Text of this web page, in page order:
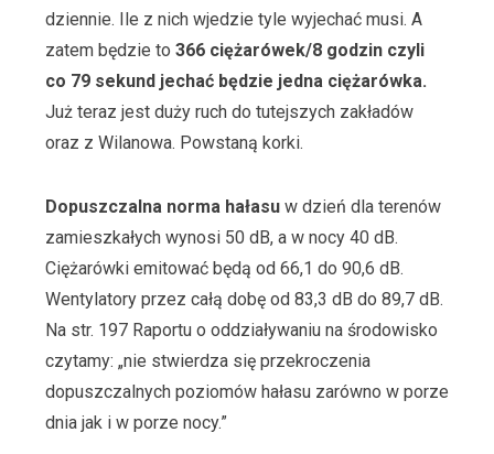
dziennie. Ile z nich wjedzie tyle wyjechać musi. A
zatem będzie to 366 ciężarówek/8 godzin czyli
co 79 sekund jechać będzie jedna ciężarówka.
Już teraz jest duży ruch do tutejszych zakładów
oraz z Wilanowa. Powstaną korki.
Dopuszczalna norma hałasuw dzień dla terenów
zamieszkałych wynosi 50 dB, a w nocy 40 dB.
Ciężarówki emitować będą od 66,1 do 90,6 dB.
Wentylatory przez całą dobę od 83,3 dB do 89,7 dB.
Na str. 197 Raportu o oddziaływaniu na środowisko
czytamy: „nie stwierdza się przekroczenia
dopuszczalnych poziomów hałasu zarówno w porze
dnia jak i w porze nocy.”